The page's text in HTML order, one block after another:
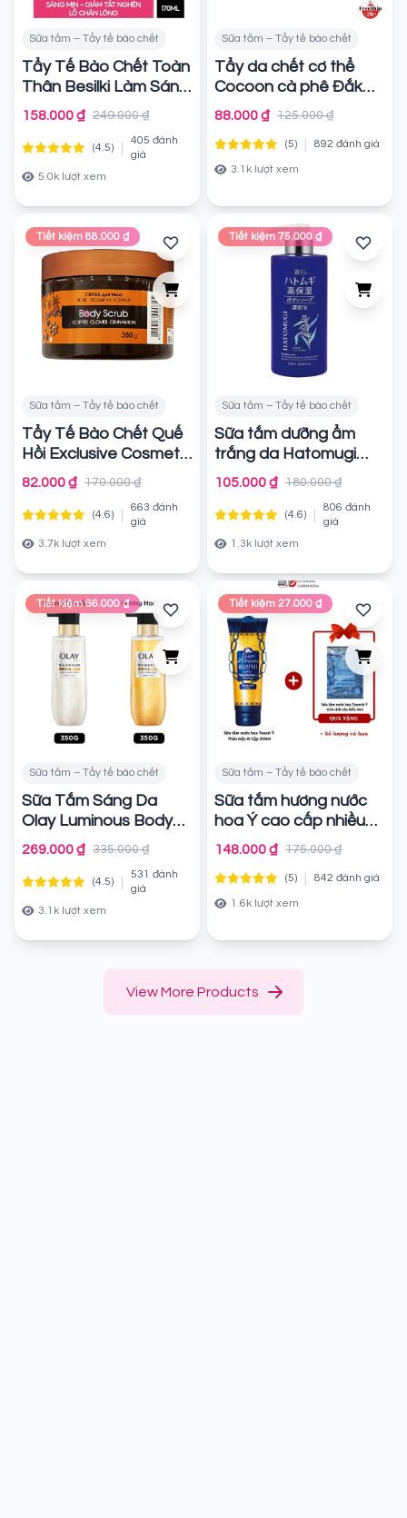
Sữa tắm – Tẩy tế bào chết
Tẩy Tế Bào Chết Toàn
Thân Besilki Làm Sáng
Da Home Spa Body
158.000 ₫ 249.000 ₫
(4.5)
405 đánh
giá
5.0k lượt xem
Sữa tắm – Tẩy tế bào chết
Tẩy da chết cơ thể
Cocoon cà phê Đắk
Lắk
Chính hãng
88.000 ₫ 125.000 ₫
(5) 892 đánh giá
3.1k lượt xem
Tiết kiệm 88.000 ₫
Sữa tắm – Tẩy tế bào chết
Tẩy Tế Bào Chết Quế
Hồi Exclusive Cosmetic
Cafe Gel Scrub Coffee
& Cinnamon Cloves
380g
Chính hãng
82.000 ₫ 170.000 ₫
(4.6)
663 đánh
giá
3.7k lượt xem
Tiết kiệm 75.000 ₫
Sữa tắm – Tẩy tế bào chết
Sữa tắm dưỡng ẩm
trắng da Hatomugi
Chính hãng
105.000 ₫ 180.000 ₫
(4.6)
806 đánh
giá
1.3k lượt xem
Tiết kiệm 66.000 ₫
Sữa tắm – Tẩy tế bào chết
Sữa Tắm Sáng Da
Olay Luminous Body
Wash Hương Nước
Hoa Cao Cấp 350g
Chính hãng
269.000 ₫ 335.000 ₫
(4.5)
531 đánh
giá
3.1k lượt xem
Tiết kiệm 27.000 ₫
Sữa tắm – Tẩy tế bào chết
Sữa tắm hương nước
hoa Ý cao cấp nhiều
mùi Tesori d'Oriente
Aromatic Bath Cream
Chính hãng
148.000 ₫ 175.000 ₫
(5) 842 đánh giá
1.6k lượt xem
View More Products